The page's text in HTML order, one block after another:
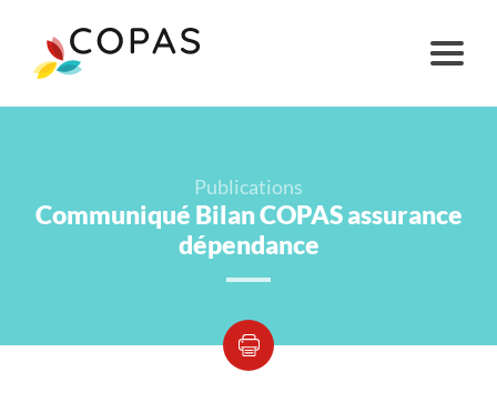
Publications
Communiqué Bilan COPAS assurance
dépendance